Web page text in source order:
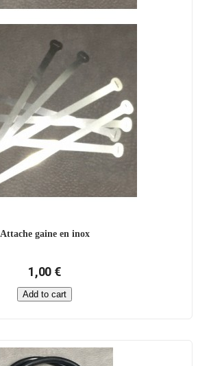
Attache gaine en inox
1,00 €
Add to cart